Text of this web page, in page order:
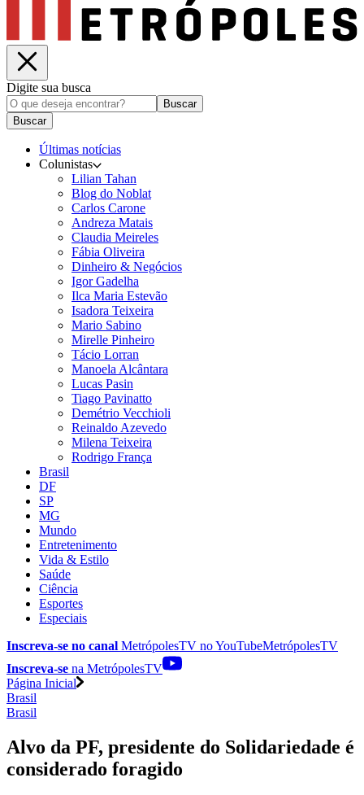
Digite sua busca
Buscar
Buscar
Últimas notícias
Colunistas
Lilian Tahan
Blog do Noblat
Carlos Carone
Andreza Matais
Claudia Meireles
Fábia Oliveira
Dinheiro & Negócios
Igor Gadelha
Ilca Maria Estevão
Isadora Teixeira
Mario Sabino
Mirelle Pinheiro
Tácio Lorran
Manoela Alcântara
Lucas Pasin
Tiago Pavinatto
Demétrio Vecchioli
Reinaldo Azevedo
Milena Teixeira
Rodrigo França
Brasil
DF
SP
MG
Mundo
Entretenimento
Vida & Estilo
Saúde
Ciência
Esportes
Especiais
Inscreva-se no canal MetrópolesTV noYouTubeMetrópolesTV
Inscreva-se na MetrópolesTV
Página Inicial
Brasil
Brasil
Alvo da PF, presidente do Solidariedade é
considerado foragido